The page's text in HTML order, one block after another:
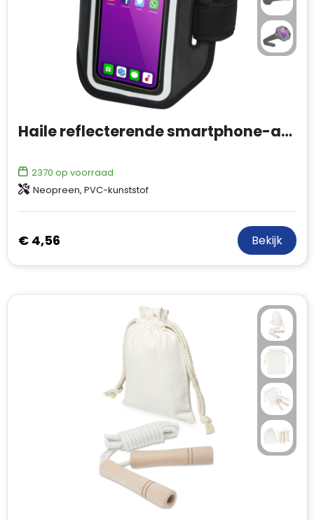
Haile reflecterende smartphone-armband met transparante hoes
2370 op voorraad
Neopreen, PVC-kunststof
€ 4,56 Bekijk